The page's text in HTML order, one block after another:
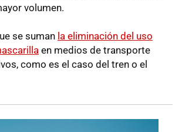
volumen.
se suman la eliminación del uso
en medios de transporte
como es el caso del tren o el